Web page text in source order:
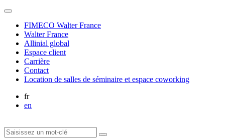
FIMECO Walter France
Walter France
Allinial global
Espace client
Carrière
Contact
Location de salles de séminaire et espace coworking
fr
en